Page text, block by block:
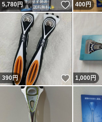
5,780円 いいね！
400円
390円 いいね！
1,000円